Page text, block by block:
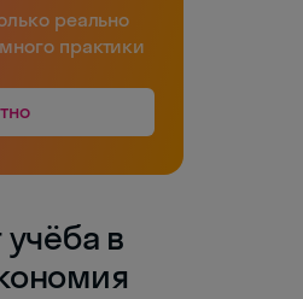
реально
практики
в